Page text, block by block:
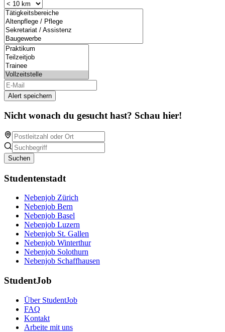
Alert speichern
Nicht wonach du gesucht hast? Schau hier!
Suchen
Studentenstadt
Nebenjob Zürich
Nebenjob Bern
Nebenjob Basel
Nebenjob Luzern
Nebenjob St. Gallen
Nebenjob Winterthur
Nebenjob Solothurn
Nebenjob Schaffhausen
StudentJob
Über StudentJob
FAQ
Kontakt
Arbeite mit uns